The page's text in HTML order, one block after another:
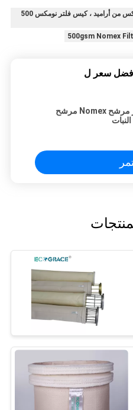
أكياس من اللباد الأراميد ، كيس فلتر نومكس من أراميد ، كيس فلتر نومكس 500
500gsm Nomex
سعر ل
مرشح الغبار مرشح Nomex مرشح